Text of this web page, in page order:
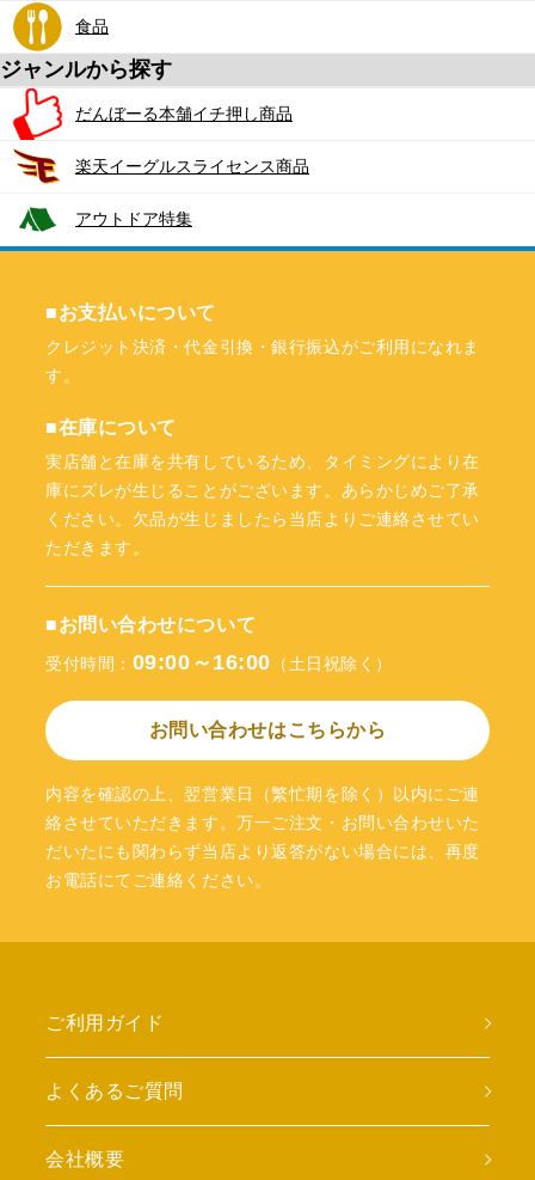
食品
ジャンルから探す
だんぼーる本舗イチ押し商品
楽天イーグルスライセンス商品
アウトドア特集
■お支払いについて
クレジット決済・代金引換・銀行振込がご利用になれま
す。
■在庫について
実店舗と在庫を共有しているため、タイミングにより在
庫にズレが生じることがございます。あらかじめご了承
ください。欠品が生じましたら当店よりご連絡させてい
ただきます。
■お問い合わせについて
受付時間： 09:00～16:00 （土日祝除く）
お問い合わせはこちらから
内容を確認の上、翌営業日（繁忙期を除く）以内にご連
絡させていただきます。万一ご注文・お問い合わせいた
だいたにも関わらず当店より返答がない場合には、再度
お電話にてご連絡ください。
ご利用ガイド
よくあるご質問
会社概要